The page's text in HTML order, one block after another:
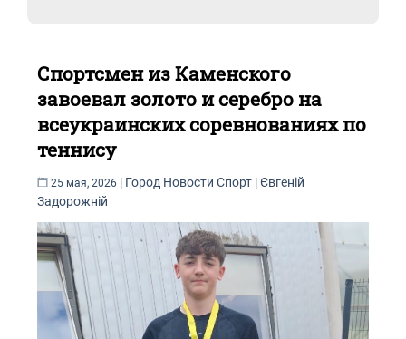
Спортсмен из Каменского
завоевал золото и серебро на
всеукраинских соревнованиях по
теннису
25 мая, 2026 | Город Новости Спорт |Євгеній
Задорожній